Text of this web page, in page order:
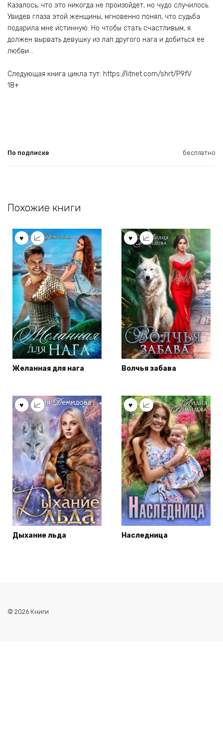
Казалось, что это никогда не произойдет, но чудо случилось.
Увидев глаза этой женщины, мгновенно понял, что судьба
подарила мне истинную. Но чтобы стать счастливым, я
должен вырвать девушку из лап другого нага и добиться ее
любви…
Следующая книга цикла тут: https://litnet.com/shrt/P9fV
18+
По подписке бесплатно
Похожие книги
Желанная для нага Волчья забава
Дыхание льда Наследница
© 2026 Книги